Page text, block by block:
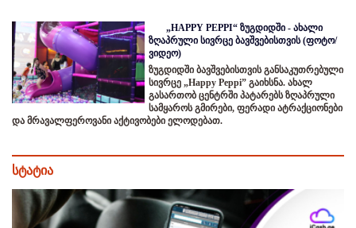
„HAPPY PEPPI“ ზუგდიდში - ახალი
ზღაპრული სივრცე ბავშვებისთვის (ფოტო/
ვიდეო)
ზუგდიდში ბავშვებისთვის განსაკუთრებული
სივრცე „Happy Peppi” გაიხსნა. ახალ
გასართობ ცენტრში პატარებს ზღაპრული
სამყაროს გმირები, ფერადი ატრაქციონები
და მრავალფეროვანი აქტივობები ელოდებათ.
სტატია